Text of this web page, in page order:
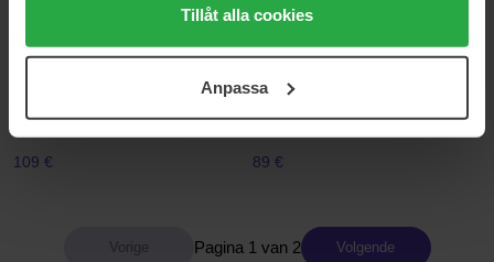
alla cookies, medan du under "Detaljer" kan anpassa
användningen av cookies. Du kan när som helst återkalla
samt vår Integritetspolicy.
Tillåt alla cookies
Anpassa
Niet op voorraad 41 €
109 €
Lenoites
89 €
Pagina 1 van 2 Volgende